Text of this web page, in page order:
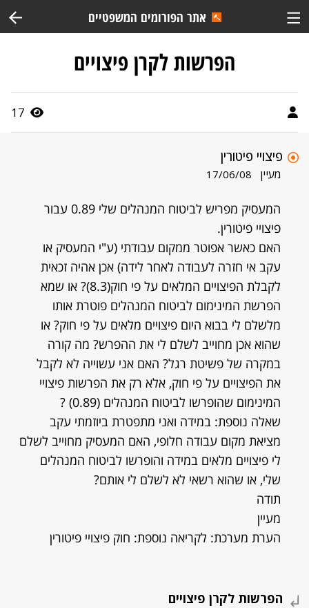
אתר הפורומים המשפטיים
הפרשות לקרן פיצויים
17
פיצויי פיטורין
מעיין 17/06/08
המעסיק מפריש לביטוח המנהלים שלי 0.89 עבור
פיצויי פיטורין.
האם כאשר אפוטר ממקום עבודתי (ע"י המעסיק או
עקב אי חזרה לעבודה לאחר לידה) אכן אהיה זכאית
לקבלת הפיצויים המלאים על פי חוק(8.3)? או שמא
הפרשת המינימום לביטוח המנהלים פוטרת אותו
מלשלם לי בבוא היום פיצויים מלאים על פי חוק? או
שהוא אכן מחוייב לשלם לי את ההפרש? מה קורה
במקרה של פשיטת רגל? האם אני עשוייה לא לקבל
את הפיצויים על פי חוק, אלא רק את הפרשות פיצויי
המינימום שהופרשו לביטוח המנהלים (0.89) ?
שאלה נוספת: במידה ואני מתפטרת ביוזמתי עקב
מציאת מקום עבודה חלופי, האם המעסיק מחוייב לשלם
לי פיצויים מלאים במידה והופרשו לביטוח המנהלים
שלי, או שהוא רשאי לא לשלם לי אותם?
תודה
מעיין
הערת מערכת: לקריאה נוספת: חוק פיצויי פיטורין
הפרשות לקרן פיצויים